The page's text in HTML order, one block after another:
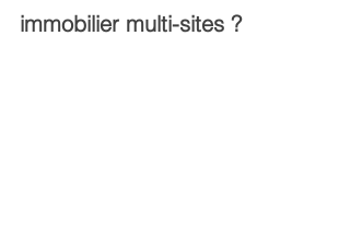
immobilier multi-sites ?